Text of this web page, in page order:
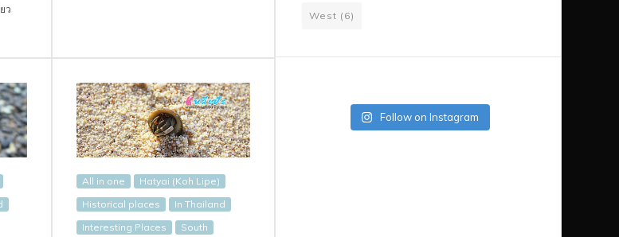
ว
All in one
Hatyai (Koh Lipe)
Historical places
In Thailand
Interesting Places
South
West (6)
Follow on Instagram